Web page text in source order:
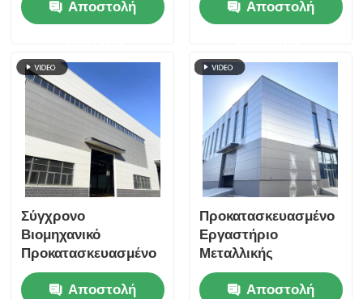
κόστους οικοδομή
Αποστολή
για Βιομηχανικούς
Χώρους Έτοιμους
Αποστολή
Σύγχρονο
Βιομηχανικό
Προκατασκευασμένο
Κτίριο από Χάλυβα
για Αυξημένη
Αποστολή
Προκατασκευασμένο
Εργαστήριο
Μεταλλικής
Χαλύβδινης
Κατασκευής Q460 On
Αποστολή